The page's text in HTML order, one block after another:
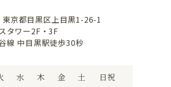
京都目黒区上目黒1-26-1
タワー2F・3F
線 中目黒駅徒歩30秒
水 木 金 土 日祝